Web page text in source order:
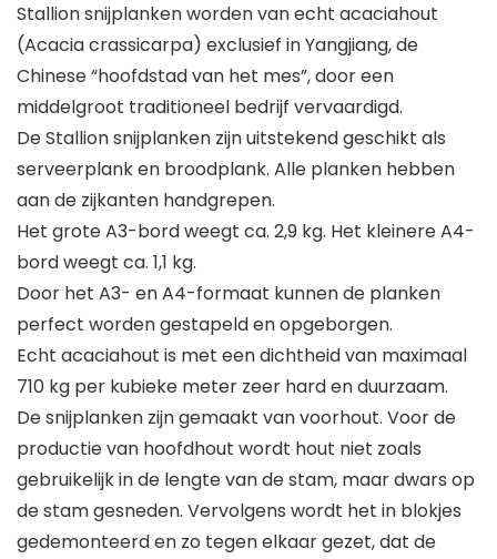
Stallion snijplanken worden van echt acaciahout
(Acacia crassicarpa) exclusief in Yangjiang, de
Chinese “hoofdstad van het mes”, door een
middelgroot traditioneel bedrijf vervaardigd.
De Stallion snijplanken zijn uitstekend geschikt als
serveerplank en broodplank. Alle planken hebben
aan de zijkanten handgrepen.
Het grote A3-bord weegt ca. 2,9 kg. Het kleinere A4-
bord weegt ca. 1,1 kg.
Door het A3- en A4-formaat kunnen de planken
perfect worden gestapeld en opgeborgen.
Echt acaciahout is met een dichtheid van maximaal
710 kg per kubieke meter zeer hard en duurzaam.
De snijplanken zijn gemaakt van voorhout. Voor de
productie van hoofdhout wordt hout niet zoals
gebruikelijk in de lengte van de stam, maar dwars op
de stam gesneden. Vervolgens wordt het in blokjes
gedemonteerd en zo tegen elkaar gezet, dat de